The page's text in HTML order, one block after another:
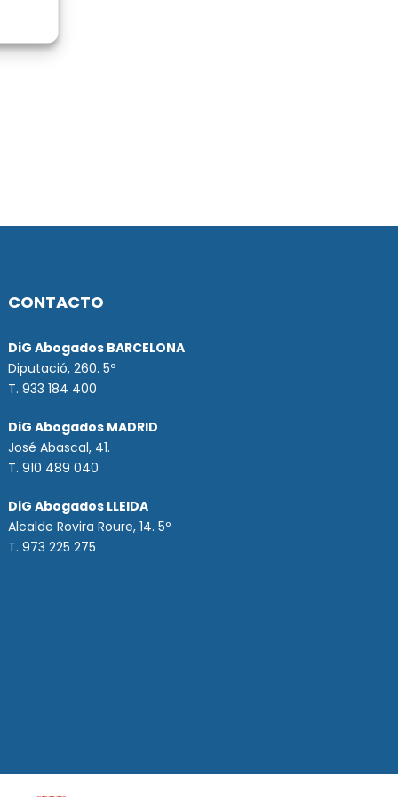
CONTACTO
DiG Abogados BARCELONA
Diputació, 260. 5º
T. 933 184 400
DiG Abogados MADRID
José Abascal, 41.
T.910 489 040
DiG Abogados LLEIDA
Alcalde Rovira Roure, 14. 5º
T. 973 225 275